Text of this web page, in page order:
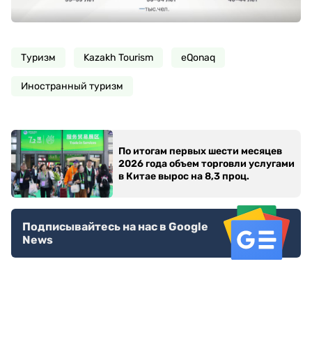
Туризм Kazakh Tourism eQonaq
Иностранный туризм
По итогам первых шести месяцев
2026 года объем торговли услугами
в Китае вырос на 8,3 проц.
Подписывайтесь на нас в Google
News